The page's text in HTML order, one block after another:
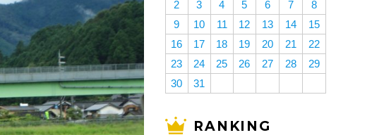
2
3 4 5 6 7
8
9
10 11 12 13 14
15
16
17 18 19 20 21
22
23
24 25 26 27 28
29
30
31
RANKING